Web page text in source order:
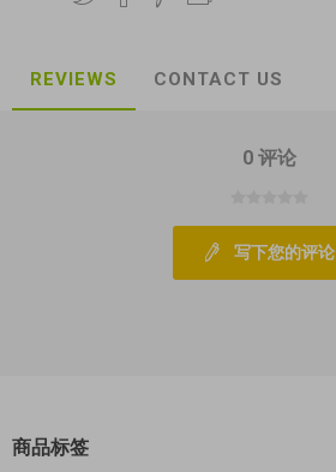
REVIEWS CONTACT US
0 评论
写下您的评论
商品标签